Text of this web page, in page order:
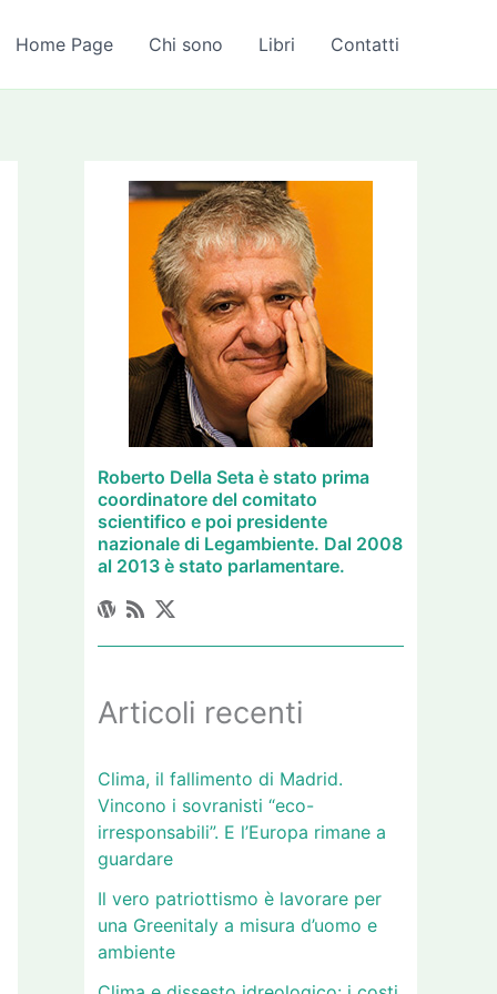
Home Page Chi sono Libri Contatti
Roberto Della Seta è stato prima
coordinatore del comitato
scientifico e poi presidente
nazionale di Legambiente. Dal 2008
al 2013 è stato parlamentare.
Articoli recenti
Clima, il fallimento di Madrid.
Vincono i sovranisti “eco-
irresponsabili”. E l’Europa rimane a
guardare
Il vero patriottismo è lavorare per
una Greenitaly a misura d’uomo e
ambiente
c